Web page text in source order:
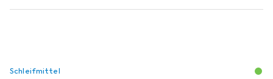
Schleifmittel